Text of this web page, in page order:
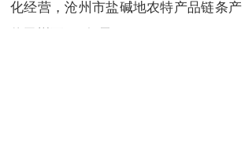
化经营，沧州市盐碱地农特产品链条产
值已增至141亿元。